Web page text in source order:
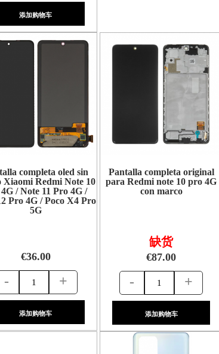
添加购物车
completa oled sin
Xiaomi Redmi Note 10
/ Note 11 Pro 4G /
Pro 4G / Poco X4 Pro
5G
€36.00
- +
添加购物车
Pantalla completa original
para Redmi note 10 pro 4G
con marco
缺货
€87.00
- +
添加购物车